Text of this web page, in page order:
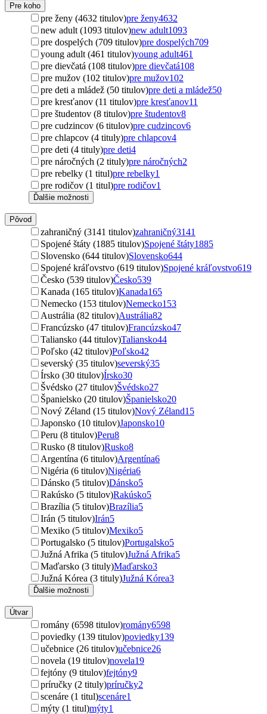
Pre koho
pre ženy (4632 titulov)pre ženy4632
new adult (1093 titulov)new adult1093
pre dospelých (709 titulov)pre dospelých709
young adult (461 titulov)young adult461
pre dievčatá (108 titulov)pre dievčatá108
pre mužov (102 titulov)pre mužov102
pre deti a mládež (50 titulov)pre deti a mládež50
pre kresťanov (11 titulov)pre kresťanov11
pre študentov (8 titulov)pre študentov8
pre cudzincov (6 titulov)pre cudzincov6
pre chlapcov (4 tituly)pre chlapcov4
pre deti (4 tituly)pre deti4
pre náročných (2 tituly)pre náročných2
pre rebelky (1 titul)pre rebelky1
pre rodičov (1 titul)pre rodičov1
Ďalšie možnosti
Pôvod
zahraničný (3141 titulov)zahraničný3141
Spojené štáty (1885 titulov)Spojené štáty1885
Slovensko (644 titulov)Slovensko644
Spojené kráľovstvo (619 titulov)Spojené kráľovstvo619
Česko (539 titulov)Česko539
Kanada (165 titulov)Kanada165
Nemecko (153 titulov)Nemecko153
Austrália (82 titulov)Austrália82
Francúzsko (47 titulov)Francúzsko47
Taliansko (44 titulov)Taliansko44
Poľsko (42 titulov)Poľsko42
severský (35 titulov)severský35
Írsko (30 titulov)Írsko30
Švédsko (27 titulov)Švédsko27
Španielsko (20 titulov)Španielsko20
Nový Zéland (15 titulov)Nový Zéland15
Japonsko (10 titulov)Japonsko10
Peru (8 titulov)Peru8
Rusko (8 titulov)Rusko8
Argentína (6 titulov)Argentína6
Nigéria (6 titulov)Nigéria6
Dánsko (5 titulov)Dánsko5
Rakúsko (5 titulov)Rakúsko5
Brazília (5 titulov)Brazília5
Irán (5 titulov)Irán5
Mexiko (5 titulov)Mexiko5
Portugalsko (5 titulov)Portugalsko5
Južná Afrika (5 titulov)Južná Afrika5
Maďarsko (3 tituly)Maďarsko3
Južná Kórea (3 tituly)Južná Kórea3
Ďalšie možnosti
Útvar
romány (6598 titulov)romány6598
poviedky (139 titulov)poviedky139
učebnice (26 titulov)učebnice26
novela (19 titulov)novela19
fejtóny (9 titulov)fejtóny9
príručky (2 tituly)príručky2
scenáre (1 titul)scenáre1
mýty (1 titul)mýty1